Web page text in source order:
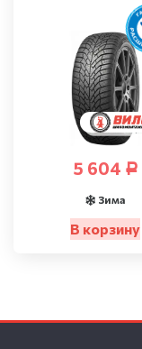
5 604 Р
Зима
В корзину